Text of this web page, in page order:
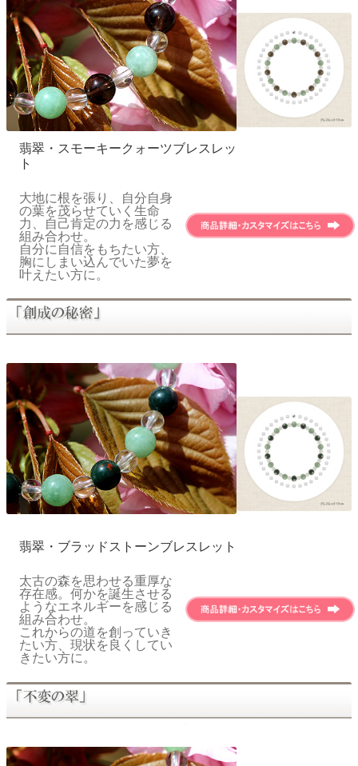
翡翠・スモーキークォーツブレスレッ
ト
大地に根を張り、自分自身
の葉を茂らせていく生命
力、自己肯定の力を感じる
組み合わせ。
自分に自信をもちたい方、
胸にしまい込んでいた夢を
叶えたい方に。
翡翠・ブラッドストーンブレスレット
太古の森を思わせる重厚な
存在感。何かを誕生させる
ようなエネルギーを感じる
組み合わせ。
これからの道を創っていき
たい方、現状を良くしてい
きたい方に。